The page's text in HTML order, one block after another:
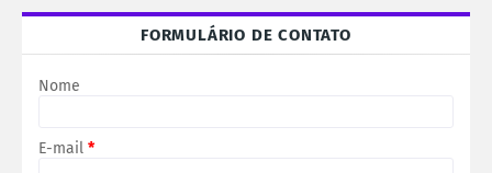
FORMULÁRIO DE CONTATO
Nome
E-mail *